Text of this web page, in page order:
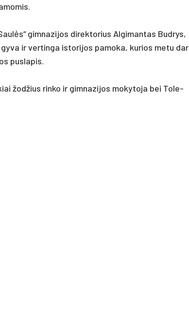
gim­na­zi­jos di­rek­to­rius Al­gi­man­tas Bud­rys,
ir ver­tin­ga is­to­ri­jos pa­mo­ka, ku­rios me­tu dar
pus­la­pis.
žod­žius rin­ko ir gim­na­zi­jos mo­ky­to­ja bei To­le­